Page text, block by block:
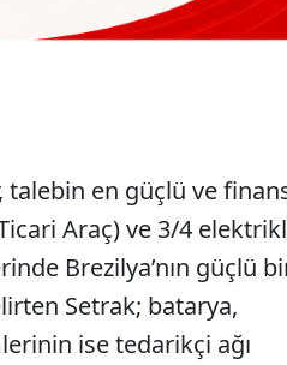
talebin en güçlü ve
Araç) ve 3/4
Brezilya’nın güçlü
Setrak; batarya,
ise tedarikçi ağı